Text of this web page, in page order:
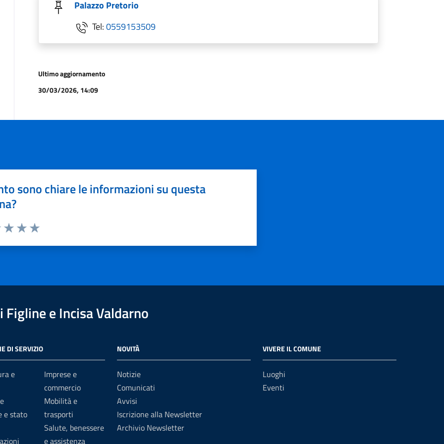
Palazzo Pretorio
Tel:0559153509
Ultimo aggiornamento
30/03/2026, 14:09
sono chiare le informazioni su questa
Figline e Incisa Valdarno
DI SERVIZIO
e
e stato
Imprese e
commercio
Mobilità e
trasporti
Salute, benessere
e assistenza
NOVITÀ
Notizie
Comunicati
Avvisi
Iscrizione alla Newsletter
Archivio Newsletter
VIVERE IL COMUNE
Luoghi
Eventi